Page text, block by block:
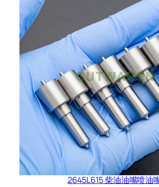
2645L615 柴油油嘴喷油